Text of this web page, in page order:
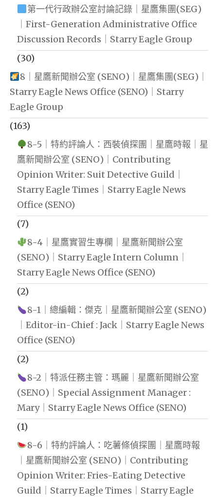
第一代行政辦公室討論記錄｜星鷹集團(SEG)
｜First-Generation Administrative Office
Discussion Records｜Starry Eagle Group
(30)
8｜星鷹新聞辦公室 (SENO)｜星鷹集團(SEG)｜
Starry Eagle News Office (SENO)｜Starry
Eagle Group
(163)
8-5｜特約評論人：西裝偵探團｜星鷹時報｜星
鷹新聞辦公室 (SENO)｜Contributing
Opinion Writer: Suit Detective Guild｜
Starry Eagle Times｜Starry Eagle News
Office (SENO)
(7)
8-4｜星鷹實習生專欄｜星鷹新聞辦公室
(SENO)｜Starry Eagle Intern Column｜
Starry Eagle News Office (SENO)
(2)
8-1｜總編輯：傑克｜星鷹新聞辦公室 (SENO)
｜Editor-in-Chief : Jack｜Starry Eagle News
Office (SENO)
(2)
8-2｜特派任務主管：瑪麗｜星鷹新聞辦公室
(SENO)｜Special Assignment Manager :
Mary｜Starry Eagle News Office (SENO)
(1)
8-6｜特約評論人：吃薯條偵探團｜星鷹時報
｜星鷹新聞辦公室 (SENO)｜Contributing
Opinion Writer: Fries-Eating Detective
Guild｜Starry Eagle Times｜Starry Eagle